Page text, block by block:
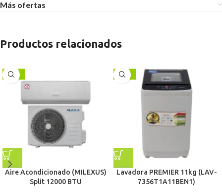
Más ofertas
Productos relacionados
-15%
Aire Acondicionado (MILEXUS)
Split 12000 BTU
-24%
Lavadora PREMIER 11kg (LAV-
7356T1A11BEN1)